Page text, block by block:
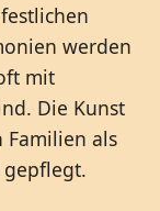
werden
mit
Die Kunst
Familien als